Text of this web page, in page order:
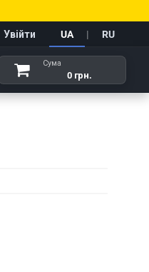
Увійти UA | RU
Сума
0 грн.